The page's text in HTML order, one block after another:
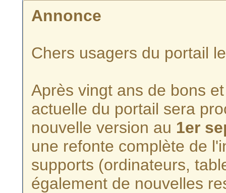
Annonce
Chers usagers du portail
Après vingt ans de bons
actuelle du portail sera
nouvelle version au 1er
une refonte complète de
supports (ordinateurs,
également de nouvelles